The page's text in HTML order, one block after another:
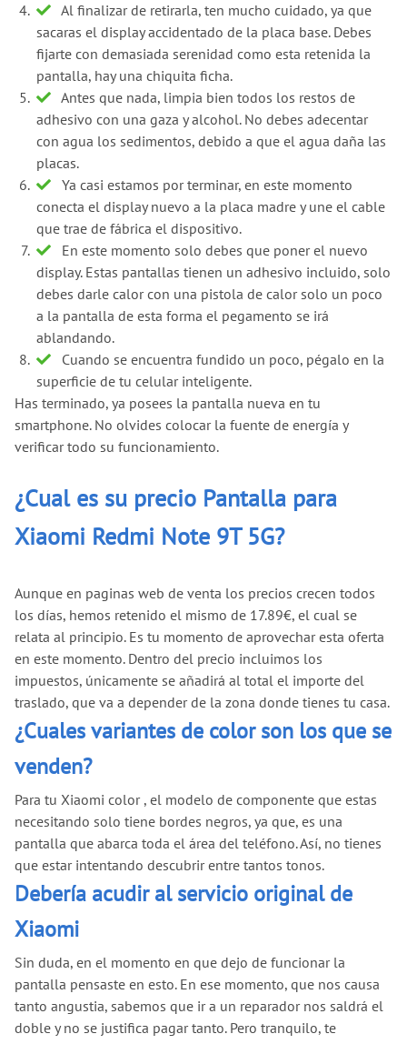
Al finalizar de retirarla, ten mucho cuidado, ya que
sacaras el display accidentado de la placa base. Debes
fijarte con demasiada serenidad como esta retenida la
pantalla, hay una chiquita ficha.
Antes que nada, limpia bien todos los restos de
adhesivo con una gaza y alcohol. No debes adecentar
con agua los sedimentos, debido a que el agua daña las
placas.
Ya casi estamos por terminar, en este momento
conecta el display nuevo a la placa madre y une el cable
que trae de fábrica el dispositivo.
En este momento solo debes que poner el nuevo
display. Estas pantallas tienen un adhesivo incluido, solo
debes darle calor con una pistola de calor solo un poco
a la pantalla de esta forma el pegamento se irá
ablandando.
Cuando se encuentra fundido un poco, pégalo en la
superficie de tu celular inteligente.
Has terminado, ya posees la pantalla nueva en tu
smartphone. No olvides colocar la fuente de energía y
verificar todo su funcionamiento.
¿Cual es su precio Pantalla para
Xiaomi Redmi Note 9T 5G?
Aunque en paginas web de venta los precios crecen todos
los días, hemos retenido el mismo de 17.89€, el cual se
relata al principio. Es tu momento de aprovechar esta oferta
en este momento. Dentro del precio incluimos los
impuestos, únicamente se añadirá al total el importe del
traslado, que va a depender de la zona donde tienes tu casa.
¿Cuales variantes de color son los que se
venden?
Para tu Xiaomi color , el modelo de componente que estas
necesitando solo tiene bordes negros, ya que, es una
pantalla que abarca toda el área del teléfono. Así, no tienes
que estar intentando descubrir entre tantos tonos.
Debería acudir al servicio original de
Xiaomi
Sin duda, en el momento en que dejo de funcionar la
pantalla pensaste en esto. En ese momento, que nos causa
tanto angustia, sabemos que ir a un reparador nos saldrá el
doble y no se justifica pagar tanto. Pero tranquilo, te